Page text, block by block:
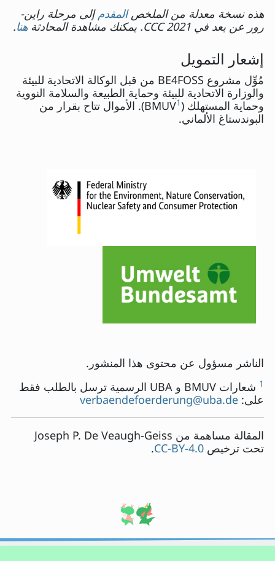
هذه نسخة معدلة من الملخصالمقدم إلى مرحلة راين-
رور عن بعد في CCC 2021. يمكنك مشاهدة المحادثة
هنا.
إشعار التمويل
مُوِّل مشروع BE4FOSS من قبل الوكالة الاتحادية للبيئة
والوزارة الاتحادية للبيئة وحماية الطبيعة والسلامة النووية
وحماية المستهلك (BMUV1
). الأموال تتاح بقرار من
البوندستاغ الألماني.
الناشر مسؤول عن محتوى هذا المنشور.
1
شعارات BMUV و UBA الرسمية ترسل بالطلب فقط
على: verbaendefoerderung@uba.de
المقالة مساهمة من Joseph P. De Veaugh-Geiss
تحت ترخيص CC-BY-4.0
.